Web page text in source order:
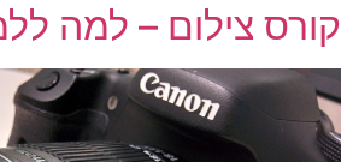
קורס צילום – למה